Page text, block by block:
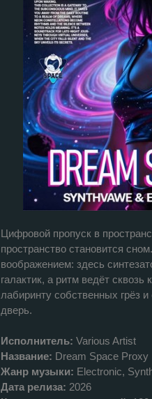
Цифровой пропуск в
пространство становится
воображением: здесь
галактик, а ритм ведёт
лабиринту собственных грёз
дверь.
Исполнитель: Various Artist
Название: Dream Space Proxy
Жанр музыки: Electronic,
Дата релиза: 2026